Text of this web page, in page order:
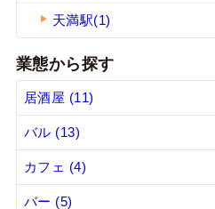
天満駅(1)
業態から探す
居酒屋 (11)
バル (13)
カフェ (4)
バー (5)